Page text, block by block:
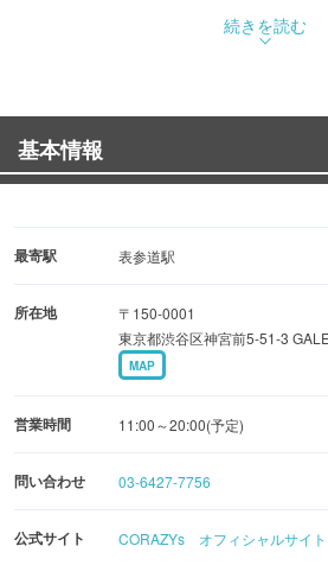
尚且つすべての商品を安心安全な
店舗のコンセプトは「図書館」、商
棚のような4色の什器に、それぞれ
色の商品が見えるよう、デザインさ
続きを読む
基本情報
最寄駅 表参道駅
所在地
〒150-0001
東京都渋谷区神宮前5-51-3
MAP
営業時間 11:00～20:00(予定)
問い合わせ 03-6427-7756
公式サイト CORAZYs オフィシャルサイ